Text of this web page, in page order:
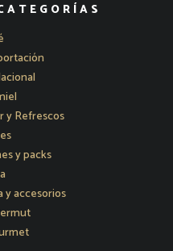
y Refrescos
y packs
y accesorios